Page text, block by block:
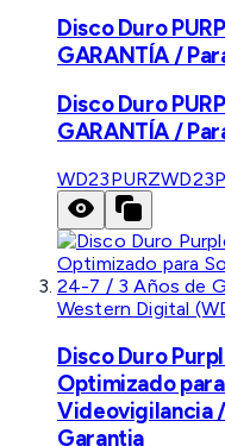
Disco Duro
GARANTÍA /
Disco Duro
GARANTÍA /
WD23PURZ
Western Digital
Disco Duro
Optimizado
Videovigilancia
Garantia